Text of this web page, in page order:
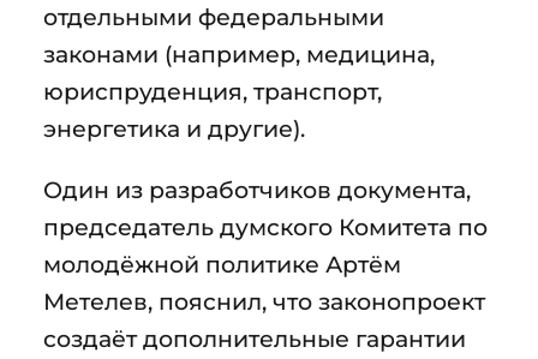
отдельными федеральными
законами (например, медицина,
юриспруденция, транспорт,
энергетика и другие).
Один из разработчиков документа,
председатель думского Комитета по
молодёжной политике Артём
Метелев, пояснил, что законопроект
создаёт дополнительные гарантии